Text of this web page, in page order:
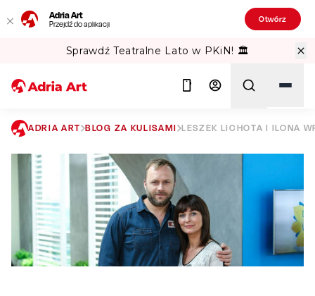
Adria Art
Przejdź do aplikacji Otwórz
Sprawdź Teatralne Lato w PKiN! 🏛️
Szukaj
ADRIA ART BLOG ZA KULISAMI LESZEK LICHOTA I ILONA